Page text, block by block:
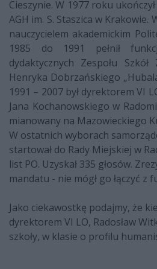
Cieszynie. W 1977 roku
AGH im. S. Staszica w Krakowie.
nauczycielem akademickim
1985 do 1991 pełnił
dydaktycznych Zespołu
Henryka Dobrzańskiego
1991 – 2007 był dyrektorem VI
Jana Kochanowskiego w
mianowany na Mazowieckiego
W ostatnich wyborach
startował do Rady Miejskiej w
list PO. Uzyskał 335 głosów.
mandatu - nie mógł go łączyć z
Jako ciekawostkę podajmy, że
dyrektorem VI LO, Radosław
szkoły, w klasie o profilu